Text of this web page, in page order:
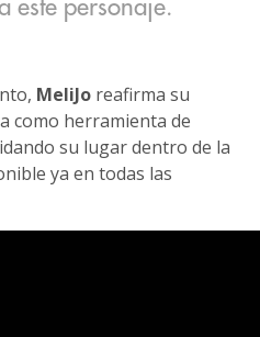
este personaje.
MeliJo reafirma su
como herramienta de
su lugar dentro de la
ya en todas las